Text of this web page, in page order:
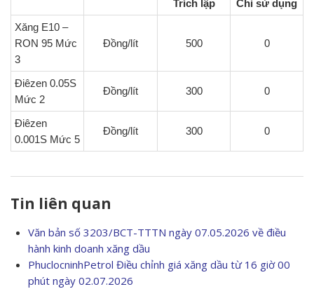
Trích lập
Chi sử dụng
Xăng E10 –
RON 95 Mức
3
Đồng/lít 500 0
Điêzen 0.05S
Mức 2
Đồng/lít 300 0
Điêzen
0.001S Mức 5
Đồng/lít 300 0
Tin liên quan
Văn bản số 3203/BCT-TTTN ngày 07.05.2026 về điều
hành kinh doanh xăng dầu
PhuclocninhPetrol Điều chỉnh giá xăng dầu từ 16 giờ 00
phút ngày 02.07.2026